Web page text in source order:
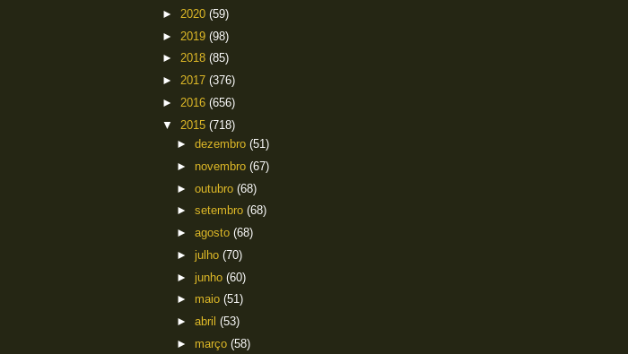
► 2020 (59)
► 2019 (98)
► 2018 (85)
► 2017 (376)
► 2016 (656)
▼ 2015 (718)
► dezembro (51)
► novembro (67)
► outubro (68)
► setembro (68)
► agosto (68)
► julho (70)
► junho (60)
► maio (51)
► abril (53)
► março (58)